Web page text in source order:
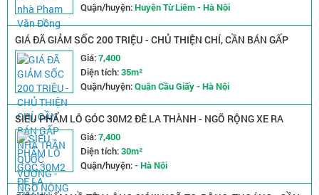
Quận/huyện:Huyện Từ Liêm - Hà Nội
GIÁ ĐÃ GIẢM SỐC 200 TRIỆU - CHỦ THIỆN CHÍ, CẦN BÁN GẤP
NHÀ TRẦN QUỐC VƯỢNG - NGÕ NÔNG RỘNG - 2 MẶT THOÁNG
Giá:7,400
Diện tích:35m²
Quận/huyện:Quận Cầu Giấy - Hà Nội
SIÊU PHẨM LÔ GÓC 30M2 ĐÊ LA THÀNH - NGÕ RỘNG XE RA
VÀO THOẢI MÁI - GIÁ CHỈ NHỈNH 7 TỶ
Giá:7,400
Diện tích:30m²
Quận/huyện:- Hà Nội